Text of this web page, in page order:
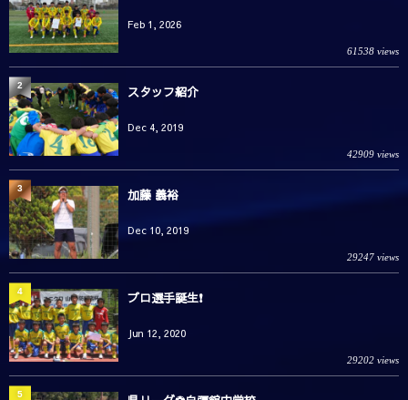
Feb 1, 2026
61538 views
スタッフ紹介
Dec 4, 2019
42909 views
2
加藤 義裕
Dec 10, 2019
29247 views
3
プロ選手誕生❗️
Jun 12, 2020
29202 views
4
5